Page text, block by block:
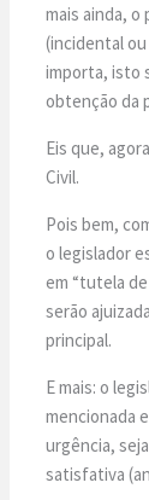
mais ainda,
(incidental
importa, isto
obtenção da
Eis que,
Civil.
Pois bem,
o legislador
em “tutela
serão
principal.
E mais: o
mencionada
urgência,
satisfativa